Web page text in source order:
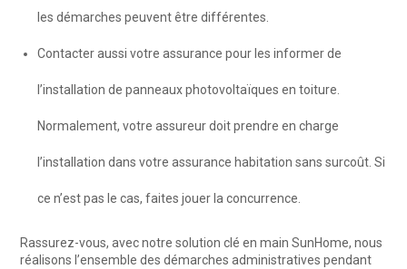
les démarches peuvent être différentes.
Contacter aussi votre assurance pour les informer de
l’installation de panneaux photovoltaïques en toiture.
Normalement, votre assureur doit prendre en charge
l’installation dans votre assurance habitation sans surcoût. Si
ce n’est pas le cas, faites jouer la concurrence.
Rassurez-vous, avec notre solution clé en main SunHome, nous
réalisons l’ensemble des démarches administratives pendant